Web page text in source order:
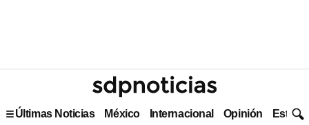
Últimas Noticias México Internacional Opinión Estilo